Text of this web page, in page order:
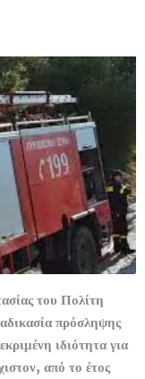
του Πολίτη
πρόσληψης
ιδιότητα για
από το έτος